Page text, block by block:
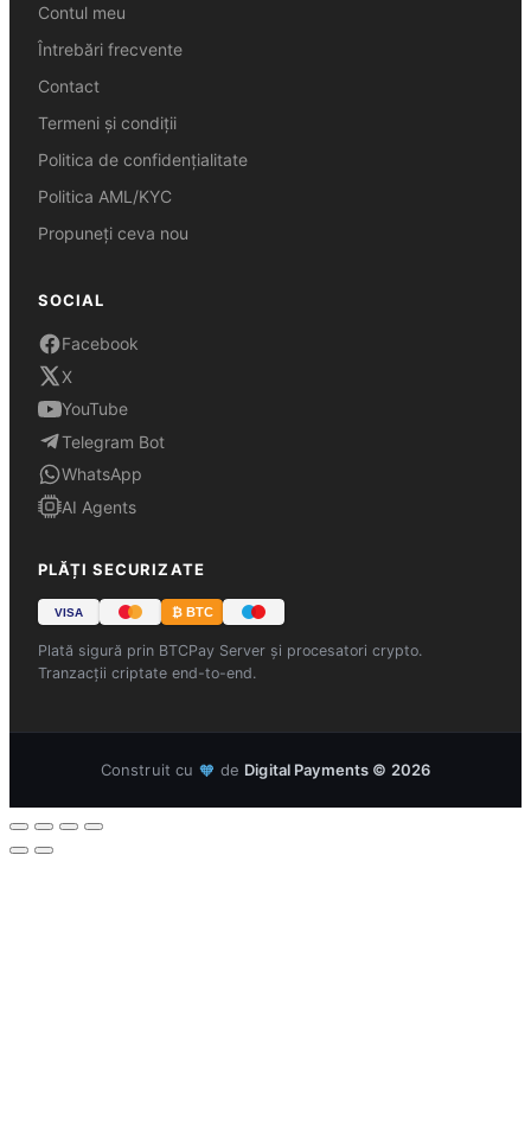
Contul meu
Întrebări frecvente
Contact
Termeni și condiții
Politica de confidențialitate
Politica AML/KYC
Propuneți ceva nou
SOCIAL
Facebook
X
YouTube
Telegram Bot
WhatsApp
AI Agents
PLĂȚI SECURIZATE
VISA ₿ BTC
Plată sigură prin BTCPay Server și procesatori crypto.
Tranzacții criptate end-to-end.
Construit cu 🧡 de Digital Payments © 2026